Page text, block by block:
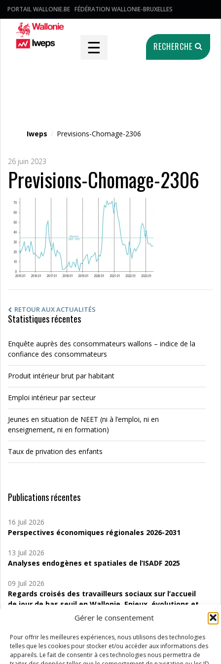
Gérer le consentement
Pour offrir les meilleures expériences, nous utilisons des technologies
telles que les cookies pour stocker et/ou accéder aux informations des
appareils. Le fait de consentir à ces technologies nous permettra de
PORTAIL WALLONIE.BE FÉDÉRATION WALLONIE-BRUXELLES
☰ RECHERCHE
Iweps / Previsions-Chomage-2306
26 juin 2023
Previsions-Chomage-2306
RETOUR AUX ACTUALITÉS
Statistiques récentes
Enquête auprès des consommateurs wallons – indice de la
confiance des consommateurs
Produit intérieur brut par habitant
Emploi intérieur par secteur
Jeunes en situation de NEET (ni à l’emploi, ni en
enseignement, ni en formation)
Taux de privation des enfants
Publications récentes
16 Juil 2026
Perspectives économiques régionales 2026-2031
13 Juil 2026
Analyses endogènes et spatiales de l’ISADF 2025
09 Juil 2026
Regards croisés des travailleurs sociaux sur l’accueil
de jour de bas seuil en Wallonie. Enjeux, évolutions et
06 Juil 2026
Étude d’évaluabilité des Structures
d’accompagnement à l’autocréation d’emploi (SAACE)